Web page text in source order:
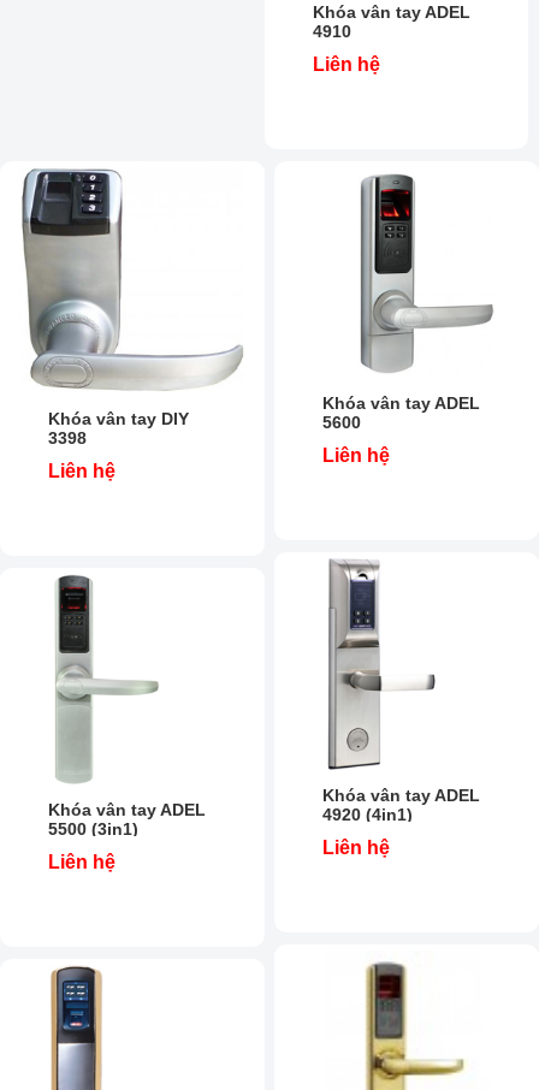
Khóa vân tay ADEL
4910
Liên hệ
Khóa vân tay ADEL
5600
Liên hệ
Khóa vân tay DIY
3398
Liên hệ
Khóa vân tay ADEL
4920 (4in1)
Liên hệ
Khóa vân tay ADEL
5500 (3in1)
Liên hệ